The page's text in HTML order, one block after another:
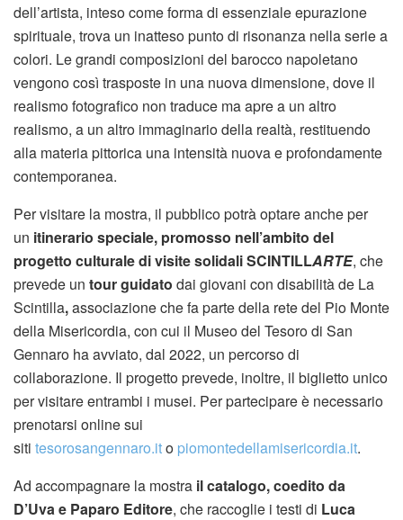
dell’artista, inteso come forma di essenziale epurazione
spirituale, trova un inatteso punto di risonanza nella serie a
colori. Le grandi composizioni del barocco napoletano
vengono così trasposte in una nuova dimensione, dove il
realismo fotografico non traduce ma apre a un altro
realismo, a un altro immaginario della realtà, restituendo
alla materia pittorica una intensità nuova e profondamente
contemporanea.
Per visitare la mostra, il pubblico potrà optare anche per
un itinerario speciale, promosso nell’ambito del
progetto culturale di visite solidali SCINTILLARTE, che
prevede un tour guidato dai giovani con disabilità de La
Scintilla,associazione che fa parte della rete del Pio Monte
della Misericordia, con cui il Museo del Tesoro di San
Gennaro ha avviato, dal 2022, un percorso di
collaborazione. Il progetto prevede, inoltre, il biglietto unico
per visitare entrambi i musei. Per partecipare è necessario
prenotarsi online sui
siti tesorosangennaro.ito piomontedellamisericordia.it.
Ad accompagnare la mostra il catalogo, coedito da
D’Uva e Paparo Editore, che raccoglie i testi di Luca